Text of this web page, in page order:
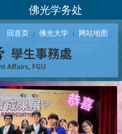
佛光学务处
回首页 ｜ 佛光大学 ｜ 网站地图